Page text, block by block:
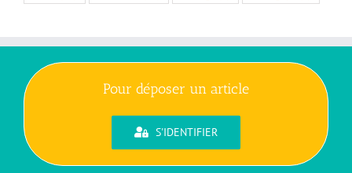
Pour déposer un article
S'IDENTIFIER